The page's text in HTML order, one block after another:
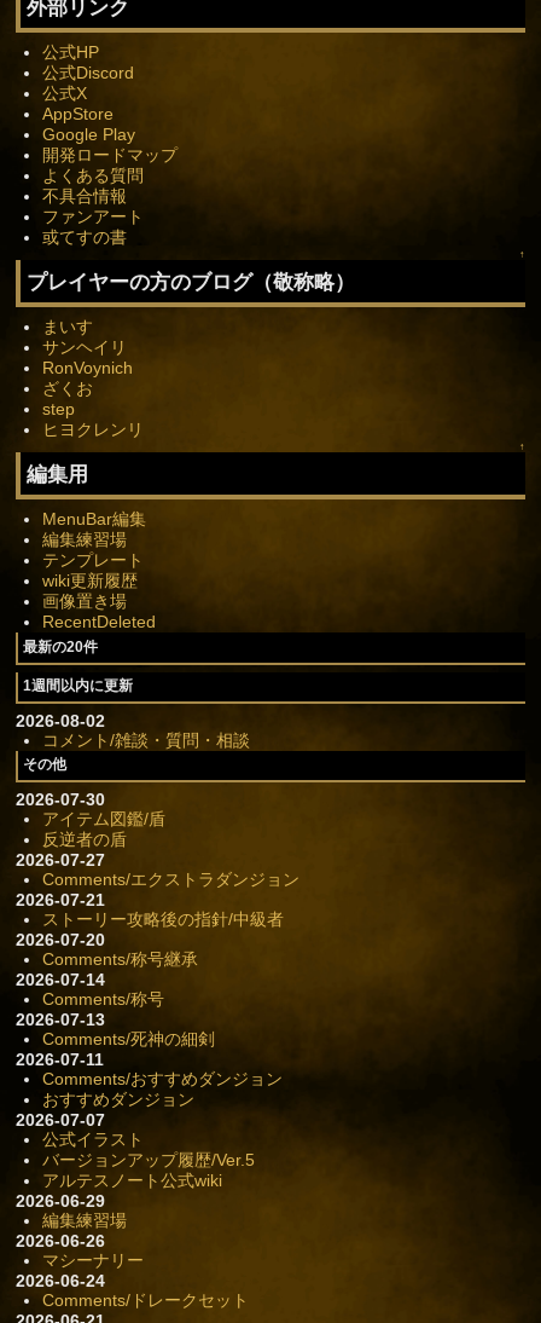
外部リンク
公式HP
公式Discord
公式X
AppStore
Google Play
開発ロードマップ
よくある質問
不具合情報
ファンアート
或てすの書
↑
プレイヤーの方のブログ（敬称略）
まいす
サンヘイリ
RonVoynich
ざくお
step
ヒヨクレンリ
↑
編集用
MenuBar編集
編集練習場
テンプレート
wiki更新履歴
画像置き場
RecentDeleted
最新の20件
1週間以内に更新
2026-08-02
コメント/雑談・質問・相談
その他
2026-07-30
アイテム図鑑/盾
反逆者の盾
2026-07-27
Comments/エクストラダンジョン
2026-07-21
ストーリー攻略後の指針/中級者
2026-07-20
Comments/称号継承
2026-07-14
Comments/称号
2026-07-13
Comments/死神の細剣
2026-07-11
Comments/おすすめダンジョン
おすすめダンジョン
2026-07-07
公式イラスト
バージョンアップ履歴/Ver.5
アルテスノート公式wiki
2026-06-29
編集練習場
2026-06-26
マシーナリー
2026-06-24
Comments/ドレークセット